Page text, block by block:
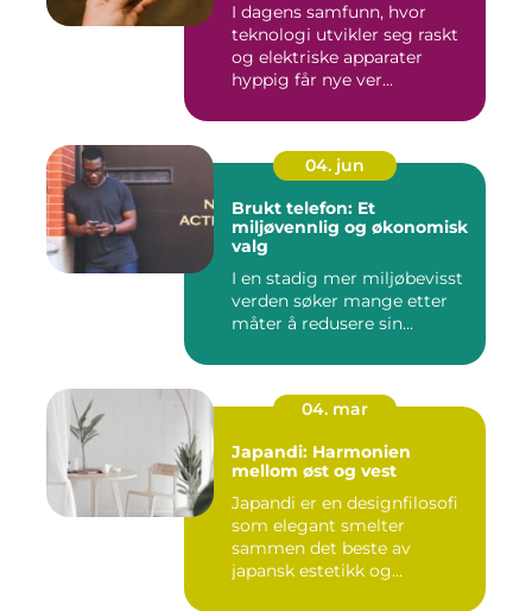
I dagens samfunn, hvor
teknologi utvikler seg raskt
og elektriske apparater
hyppig får nye ver...
04. jun
Brukt telefon: Et
miljøvennlig og økonomisk
valg
I en stadig mer miljøbevisst
verden søker mange etter
måter å redusere sin...
04. mar
Japandi: Harmonien
mellom øst og vest
Japandi er en designfilosofi
som elegant smelter
sammen det beste av
japansk estetikk og